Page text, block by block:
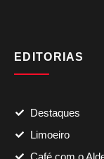
EDITORIAS
Destaques
Limoeiro